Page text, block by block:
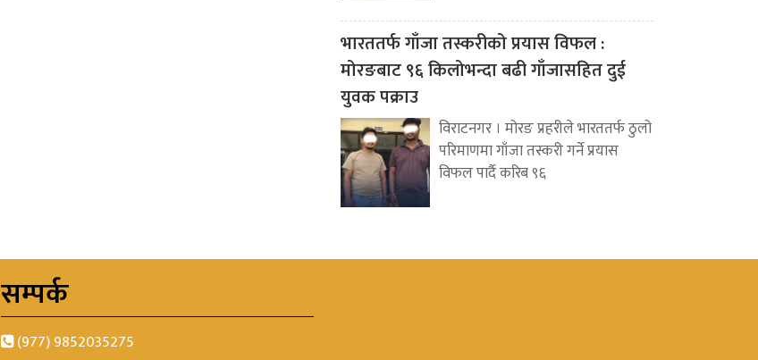
भारततर्फ गाँजा तस्करीको प्रयास विफल :
मोरङबाट ९६ किलोभन्दा बढी गाँजासहित दुई
युवक पक्राउ
विराटनगर । मोरङ प्रहरीले भारततर्फ ठुलो
परिमाणमा गाँजा तस्करी गर्ने प्रयास
विफल पार्दै करिब ९६
सम्पर्क
(977) 9852035275